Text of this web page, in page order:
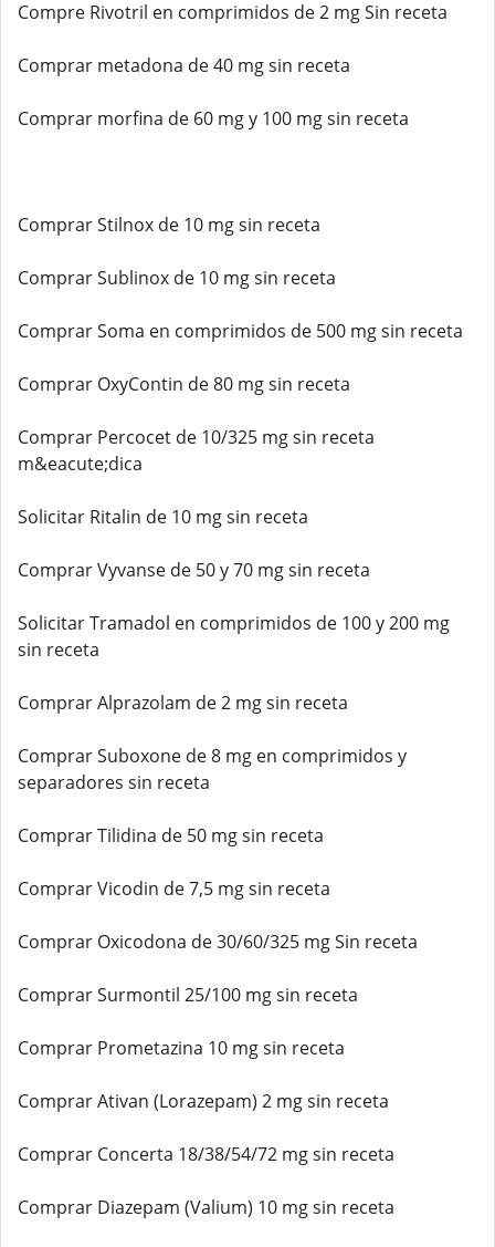
Compre Rivotril en comprimidos de 2 mg Sin receta
Comprar metadona de 40 mg sin receta
Comprar morfina de 60 mg y 100 mg sin receta
Comprar Stilnox de 10 mg sin receta
Comprar Sublinox de 10 mg sin receta
Comprar Soma en comprimidos de 500 mg sin receta
Comprar OxyContin de 80 mg sin receta
Comprar Percocet de 10/325 mg sin receta
m&eacute;dica
Solicitar Ritalin de 10 mg sin receta
Comprar Vyvanse de 50 y 70 mg sin receta
Solicitar Tramadol en comprimidos de 100 y 200 mg
sin receta
Comprar Alprazolam de 2 mg sin receta
Comprar Suboxone de 8 mg en comprimidos y
separadores sin receta
Comprar Tilidina de 50 mg sin receta
Comprar Vicodin de 7,5 mg sin receta
Comprar Oxicodona de 30/60/325 mg Sin receta
Comprar Surmontil 25/100 mg sin receta
Comprar Prometazina 10 mg sin receta
Comprar Ativan (Lorazepam) 2 mg sin receta
Comprar Concerta 18/38/54/72 mg sin receta
Comprar Diazepam (Valium) 10 mg sin receta